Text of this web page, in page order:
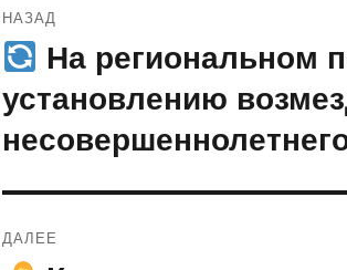
по
записям
НАЗАД
Предыдущая
На региональном
установлению
ДАЛЕЕ